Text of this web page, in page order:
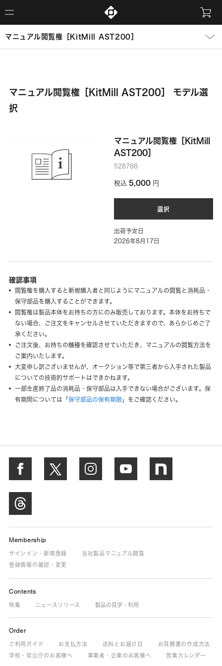
マニュアル閲覧権［KitMill AST200］
マニュアル閲覧権［KitMill AST200］ モデル選
択
マニュアル閲覧権［KitMill
AST200］
528788
税込 5,000 円
選択
出荷予定日
2026年8月17日
確認事項
閲覧権を購入すると新規購入者と同じようにマニュアルの閲覧と消耗品・
保守部品を購入することができます。
閲覧権は製品本体をお持ちの方にのみ販売しております。本体をお持ちで
ない場合、ご注文をキャンセルさせていただきますので、あらかじめご了
承ください。
ご注文後、お持ちの機種を確認させていただき、マニュアルの閲覧方法を
ご案内いたします。
大変申し訳ございませんが、オークション等で第三者から入手された製品
についての技術的サポートはできかねます。
一部生産終了品の消耗品・保守部品は入手できない場合がございます。保
有期間については「 保守部品の保有期限 」をご確認ください。
Membership
サインイン・新規登録
当社製品マニュアル閲覧
登録情報の確認・変更
Contents
特集 ニュースリリース 製品の見学・利用
Order
ご利用ガイド お支払方法 送料とお届け日
お見積書の作成方法
学校・官公庁のお客様へ
事業者・企業のお客様へ 営業カレンダー